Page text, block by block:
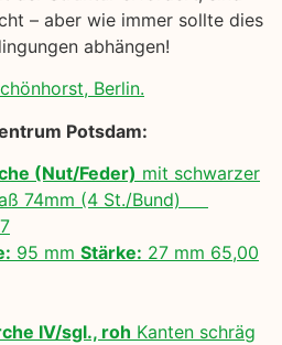
– aber wie immer sollte dies
abhängen!
Berlin.
Potsdam:
(Nut/Feder) mit schwarzer
74mm (4 St./Bund)
95 mm Stärke: 27 mm 65,00
IV/sgl., roh Kanten schräg